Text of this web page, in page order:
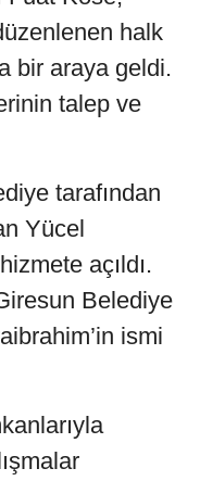
halk
bir araya geldi.
talep ve
tarafından
Yücel
açıldı.
Belediye
ismi